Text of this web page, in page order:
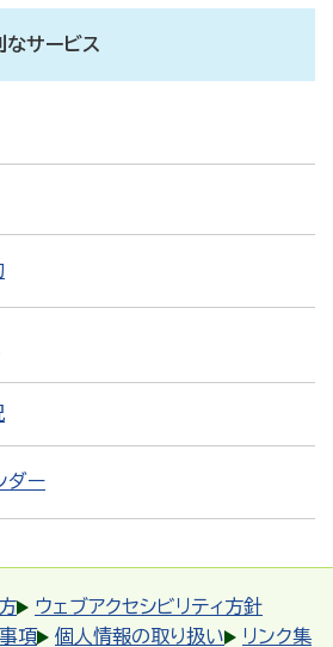
なサービス
ダー
ウェブアクセシビリティ方針
項
個人情報の取り扱い
リンク集